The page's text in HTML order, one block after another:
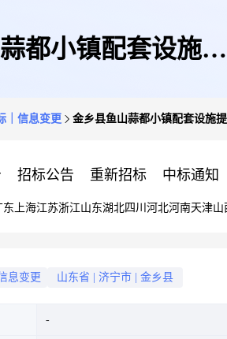
都小镇配套设施提
｜信息变更 金乡县鱼山蒜都小镇配套设施
招标公告 重新招标 中标通知
东 上海江苏浙江山东湖北四川 河北河南天津山
息变更 山东省 济宁市 金乡县